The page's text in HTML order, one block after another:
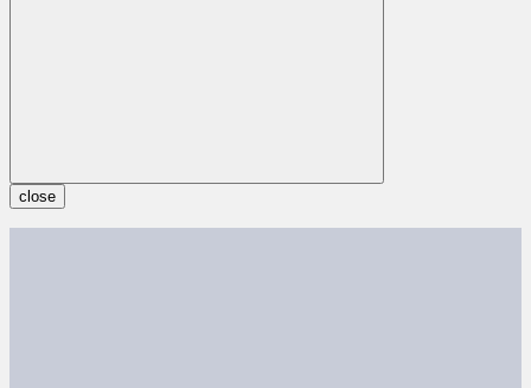
close